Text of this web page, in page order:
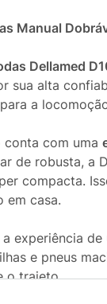
Manual
Dellamed
sua alta
a
conta com uma
de robusta, a
compacta.
em casa.
experiência
e pneus
o trajeto.